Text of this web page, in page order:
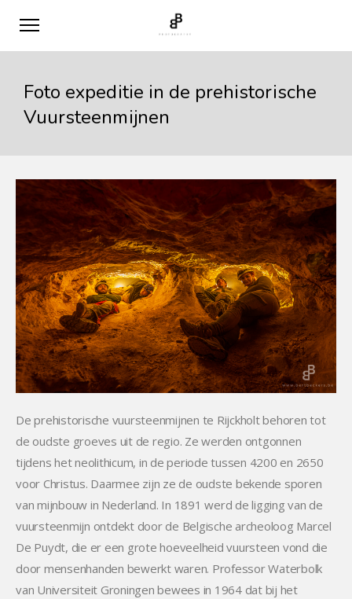
Foto expeditie in de prehistorische
Vuursteenmijnen
De prehistorische vuursteenmijnen te Rijckholt behoren tot
de oudste groeves uit de regio. Ze werden ontgonnen
tijdens het neolithicum, in de periode tussen 4200 en 2650
voor Christus. Daarmee zijn ze de oudste bekende sporen
van mijnbouw in Nederland. In 1891 werd de ligging van de
vuursteenmijn ontdekt door de Belgische archeoloog Marcel
De Puydt, die er een grote hoeveelheid vuursteen vond die
door mensenhanden bewerkt waren. Professor Waterbolk
van Universiteit Groningen bewees in 1964 dat bij het